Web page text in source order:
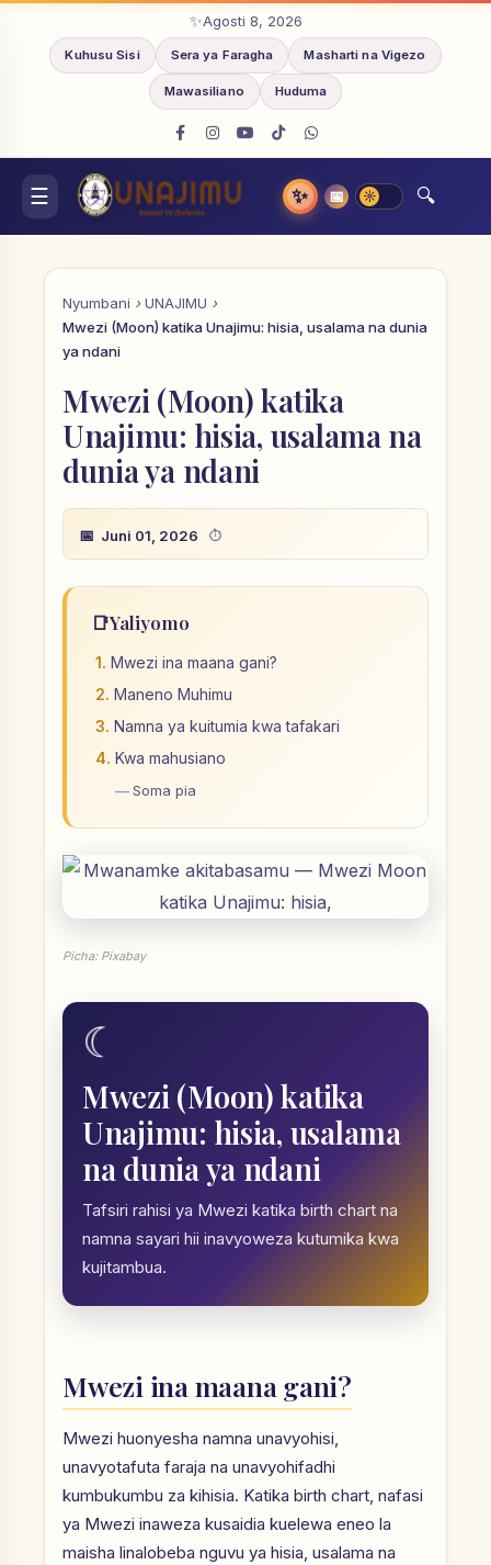
Agosti 8, 2026
Kuhusu Sisi Sera ya Faragha Masharti na Vigezo
Mawasiliano Huduma
✨ 📅
Nyumbani
UNAJIMU
Mwezi (Moon) katika Unajimu: hisia, usalama na dunia
ya ndani
Mwezi (Moon) katika
Unajimu: hisia, usalama na
dunia ya ndani
Juni 01, 2026
📑Yaliyomo
Mwezi ina maana gani?
Maneno Muhimu
Namna ya kuitumia kwa tafakari
Kwa mahusiano
Soma pia
Picha: Pixabay
☾
Mwezi (Moon) katika
Unajimu: hisia, usalama
na dunia ya ndani
Tafsiri rahisi ya Mwezi katika birth chart na
namna sayari hii inavyoweza kutumika kwa
kujitambua.
Mwezi ina maana gani?
Mwezi huonyesha namna unavyohisi,
unavyotafuta faraja na unavyohifadhi
kumbukumbu za kihisia. Katika birth chart, nafasi
ya Mwezi inaweza kusaidia kuelewa eneo la
maisha linalobeba nguvu ya hisia, usalama na